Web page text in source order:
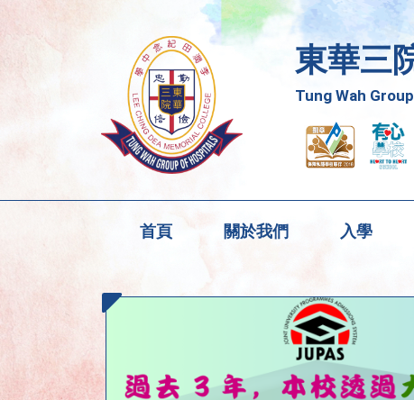
東華三
Tung Wah
首頁 關於我們 入學